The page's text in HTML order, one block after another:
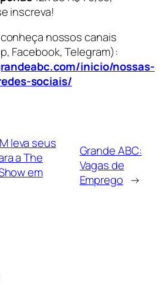
inscreva!
nossos canais
Facebook, Telegram):
inicio/nossas-
sociais/
leva seus
a The
em
Grande ABC:
Vagas de
Emprego →